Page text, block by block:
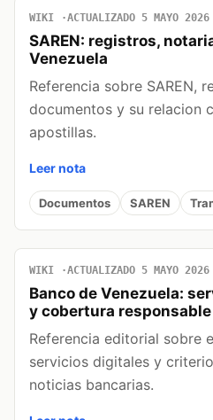
WIKI ACTUALIZADO 5 MAYO 2026
SAREN: registros,
Venezuela
Referencia sobre SAREN,
documentos y su relacion
apostillas.
Leer nota
Documentos SAREN
WIKI ACTUALIZADO 5 MAYO 2026
Banco de Venezuela:
y cobertura responsable
Referencia editorial sobre
servicios digitales y
noticias bancarias.